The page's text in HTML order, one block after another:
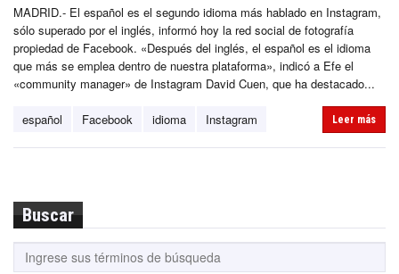
MADRID.- El español es el segundo idioma más hablado en Instagram,
sólo superado por el inglés, informó hoy la red social de fotografía
propiedad de Facebook. «Después del inglés, el español es el idioma
que más se emplea dentro de nuestra plataforma», indicó a Efe el
«community manager» de Instagram David Cuen, que ha destacado...
español Facebook idioma Instagram Leer más
Buscar